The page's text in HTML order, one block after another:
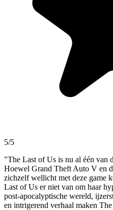
5/5
"The Last of Us is nu al één van
Hoewel Grand Theft Auto V en
zichzelf wellicht met deze game
Last of Us er niet van om haar
post-apocalyptische wereld,
en intrigerend verhaal maken